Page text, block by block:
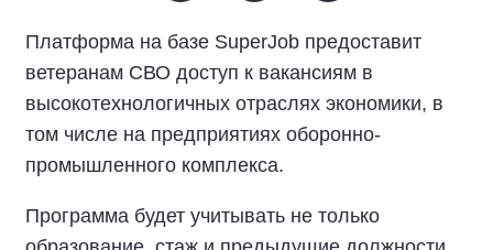
Платформа на базе SuperJob предоставит
ветеранам СВО доступ к вакансиям в
высокотехнологичных отраслях экономики, в
том числе на предприятиях оборонно-
промышленного комплекса.
Программа будет учитывать не только